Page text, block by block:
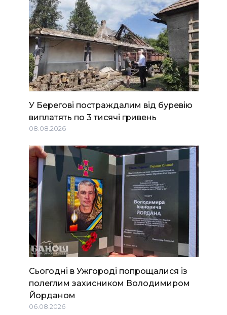
У Берегові постраждалим від буревію
виплатять по 3 тисячі гривень
08.08.2026
Сьогодні в Ужгороді попрощалися із
полеглим захисником Володимиром
Йорданом
06.08.2026